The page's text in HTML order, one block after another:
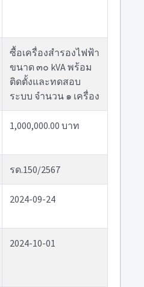
ซื้อเครื่องสำรองไฟฟ้า
ขนาด ๓๐ kVA พร้อม
ติดตั้งและทดสอบ
ระบบ จำนวน ๑ เครื่อง
1,000,000.00 บาท
รด.150/2567
2024-09-24
2024-10-01